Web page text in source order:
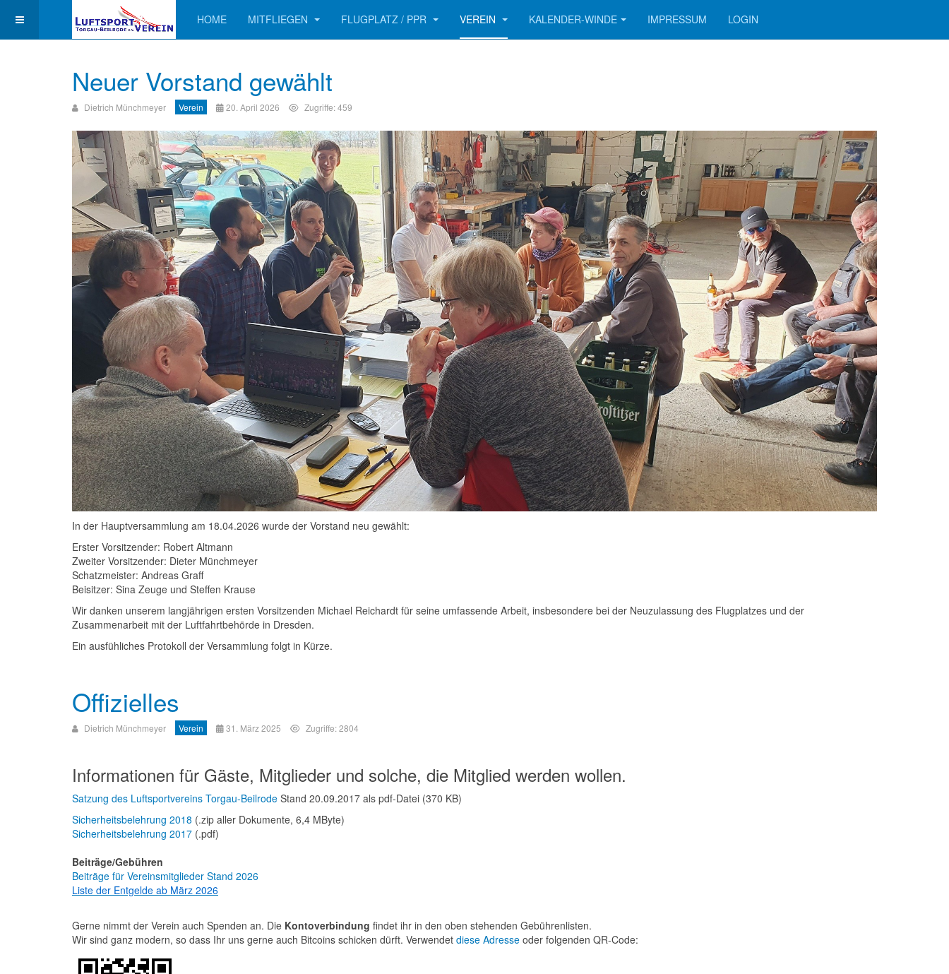
HOME MITFLIEGEN FLUGPLATZ / PPR VEREIN KALENDER-WINDE IMPRESSUM LOGIN
Neuer Vorstand gewählt
Dietrich Münchmeyer Verein 20. April 2026 Zugriffe: 459
In der Hauptversammlung am 18.04.2026 wurde der Vorstand neu gewählt:
Erster Vorsitzender: Robert Altmann
Zweiter Vorsitzender: Dieter Münchmeyer
Schatzmeister: Andreas Graff
Beisitzer: Sina Zeuge und Steffen Krause
Wir danken unserem langjährigen ersten Vorsitzenden Michael Reichardt für seine umfassende Arbeit, insbesondere bei der Neuzulassung des Flugplatzes und der
Zusammenarbeit mit der Luftfahrtbehörde in Dresden.
Ein ausfühliches Protokoll der Versammlung folgt in Kürze.
Offizielles
Dietrich Münchmeyer Verein 31. März 2025 Zugriffe: 2804
Informationen für Gäste, Mitglieder und solche, die Mitglied werden wollen.
Satzung des Luftsportvereins Torgau-Beilrode Stand 20.09.2017 als pdf-Datei (370 KB)
Sicherheitsbelehrung 2018 (.zip aller Dokumente, 6,4 MByte)
Sicherheitsbelehrung 2017 (.pdf)
Beiträge/Gebühren
Beiträge für Vereinsmitglieder Stand 2026
Liste der Entgelde ab März 2026
Gerne nimmt der Verein auch Spenden an. Die Kontoverbindung findet ihr in den oben stehenden Gebührenlisten.
Wir sind ganz modern, so dass Ihr uns gerne auch Bitcoins schicken dürft. Verwendet diese Adresse oder folgenden QR-Code: